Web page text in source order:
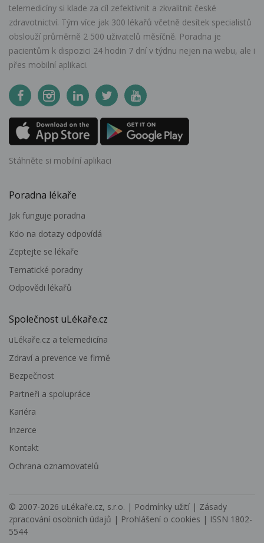
telemedicíny si klade za cíl zefektivnit a zkvalitnit české
zdravotnictví. Tým více jak 300 lékařů včetně desítek specialistů
obslouží průměrně 2 500 uživatelů měsíčně. Poradna je
pacientům k dispozici 24 hodin 7 dní v týdnu nejen na webu, ale i
přes mobilní aplikaci.
Stáhněte si mobilní aplikaci
Poradna lékaře
Jak funguje poradna
Kdo na dotazy odpovídá
Zeptejte se lékaře
Tematické poradny
Odpovědi lékařů
Společnost uLékaře.cz
uLékaře.cz a telemedicína
Zdraví a prevence ve firmě
Bezpečnost
Partneři a spolupráce
Kariéra
Inzerce
Kontakt
Ochrana oznamovatelů
© 2007-2026 uLékaře.cz, s.r.o. | Podmínky užití | Zásady
zpracování osobních údajů | Prohlášení o cookies | ISSN 1802-
5544